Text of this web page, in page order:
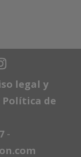
legal y
Política de
-